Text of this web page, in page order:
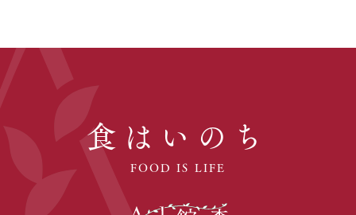
食はいのち
FOOD IS LIFE